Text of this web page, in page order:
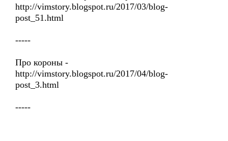
http://vimstory.blogspot.ru/2017/03/blog-
post_51.html
-----
Про короны -
http://vimstory.blogspot.ru/2017/04/blog-
post_3.html
-----